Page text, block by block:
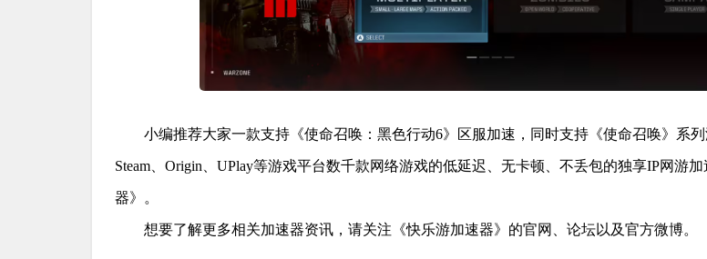
小编推荐大家一款支持《使命召唤：黑色行动6》区服加速，同时支持《使命召唤》系
Steam、Origin、UPlay等游戏平台数千款网络游戏的低延迟、无卡顿、不丢包的独享IP网游
器》。
想要了解更多相关加速器资讯，请关注《快乐游加速器》的官网、论坛以及官方微博。